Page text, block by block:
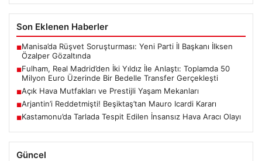
Son Eklenen Haberler
■Manisa’da Rüşvet Soruşturması: Yeni Parti İl Başkanı İlksen
Özalper Gözaltında
■Fulham, Real Madrid’den İki Yıldız İle Anlaştı: Toplamda 50
Milyon Euro Üzerinde Bir Bedelle Transfer Gerçekleşti
■Açık Hava Mutfakları ve Prestijli Yaşam Mekanları
■Arjantin’i Reddetmişti! Beşiktaş’tan Mauro Icardi Kararı
■Kastamonu’da Tarlada Tespit Edilen İnsansız Hava Aracı Olayı
Güncel